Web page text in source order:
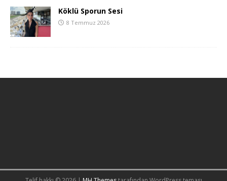
Köklü Sporun Sesi
8 Temmuz 2026